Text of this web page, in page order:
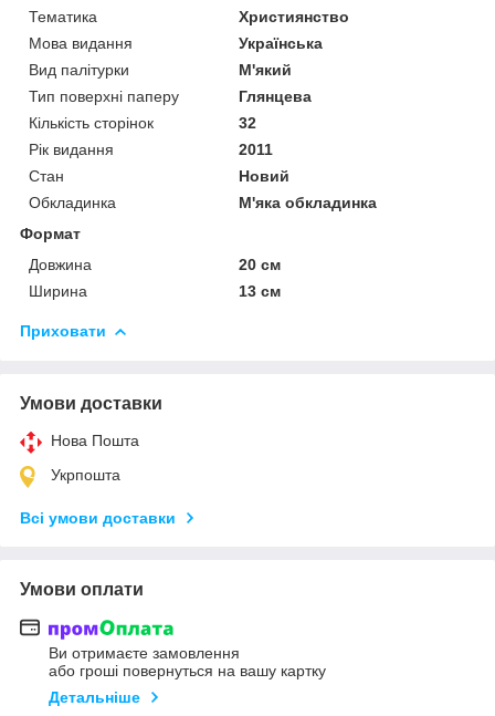
Тематика
Християнство
Мова видання
Українська
Вид палітурки
М'який
Тип поверхні паперу
Глянцева
Кількість сторінок
32
Рік видання
2011
Стан
Новий
Обкладинка
М'яка обкладинка
Формат
Довжина
20 см
Ширина
13 см
Приховати
Умови доставки
Нова Пошта
Укрпошта
Всі умови доставки
Умови оплати
Ви отримаєте замовлення
або гроші повернуться на вашу картку
Детальніше